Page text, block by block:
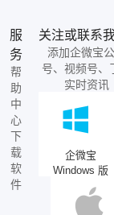
服
务
帮
助
中
心
下
载
软
件
关注或联系
添加企微宝
号、视频号、
实时资讯
企微宝
Windows 版